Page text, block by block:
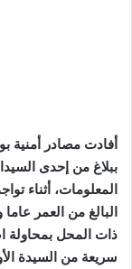
أفادت مصادر أمنية
ببلاغ من إحدى
المعلومات، أثناء
البالغ من العمر
ذات المحل بمحاولة
سريعة من السيدة